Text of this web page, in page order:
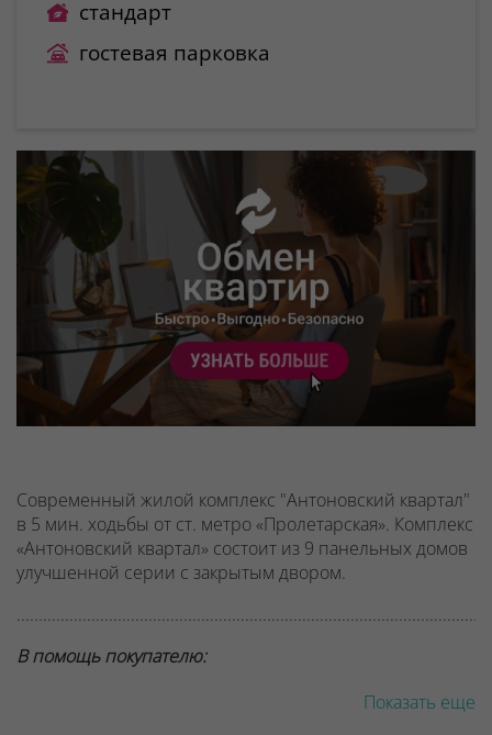
стандарт
гостевая парковка
Современный жилой комплекс "Антоновский квартал"
в 5 мин. ходьбы от ст. метро «Пролетарская». Комплекс
«Антоновский квартал» состоит из 9 панельных домов
улучшенной серии с закрытым двором.
В помощь покупателю:
как продать свою квартиру дорожедля
Показать еще